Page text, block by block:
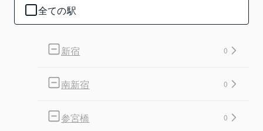
全ての駅
新宿 0
南新宿 0
参宮橋 0